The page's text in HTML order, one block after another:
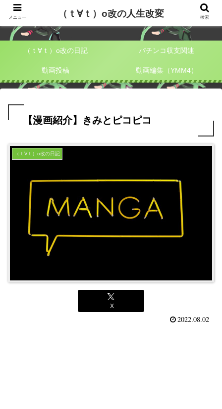
（ｔ∀ｔ）o改の人生改変
（ｔ∀ｔ）o改の日記 パチンコ収支関連
動画投稿 動画編集（YMM4）
【漫画紹介】きみとピコピコ
（ｔ∀ｔ）o改の日記
X
2022.08.02
メニュー （ｔ∀ｔ）o改の人生改変 検索